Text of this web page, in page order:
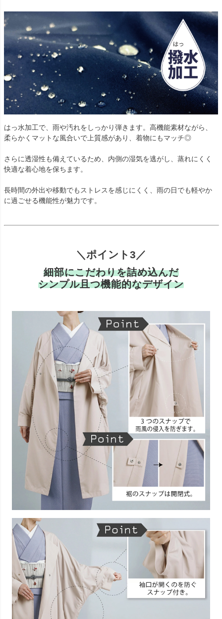
はっ水加工で、雨や汚れをしっかり弾きます。高機能素材ながら、
柔らかくマットな風合いで上質感があり、着物にもマッチ◎
さらに透湿性も備えているため、内側の湿気を逃がし、蒸れにくく
快適な着心地を保ちます。
長時間の外出や移動でもストレスを感じにくく、雨の日でも軽やか
に過ごせる機能性が魅力です。
＼ポイント3／
細部にこだわりを詰め込んだ
シンプル且つ機能的なデザイン